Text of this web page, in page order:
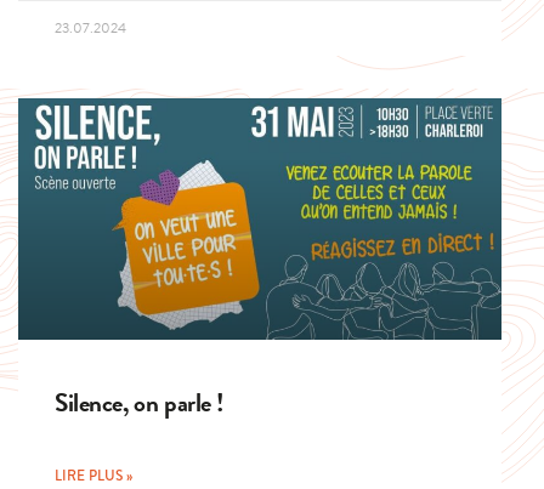
23.07.2024
Silence, on parle !
LIRE PLUS »